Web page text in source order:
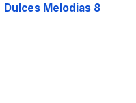
Dulces Melodias 8